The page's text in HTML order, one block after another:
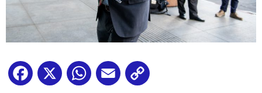
Facebook
X WhatsApp
Email